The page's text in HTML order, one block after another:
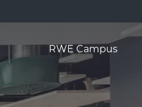
RWE Campus